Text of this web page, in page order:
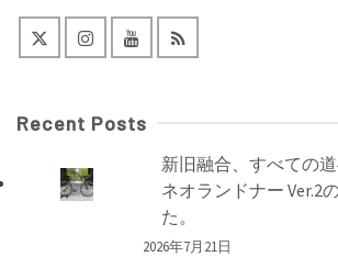
Recent Posts
新旧融合、すべての道
ネオランドナー Ver.2
た。
2026年7月21日